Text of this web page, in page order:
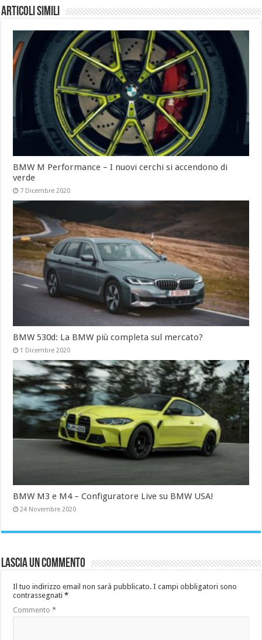
Articoli simili
BMW M Performance – I nuovi cerchi si accendono di
verde
7 Dicembre 2020
BMW 530d: La BMW più completa sul mercato?
1 Dicembre 2020
BMW M3 e M4 – Configuratore Live su BMW USA!
24 Novembre 2020
Lascia un commento
Il tuo indirizzo email non sarà pubblicato. I campi obbligatori sono
contrassegnati*
Commento*